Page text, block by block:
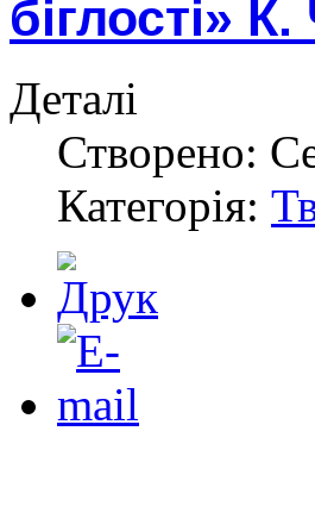
біглості»
Деталі
Створено:
Категорія: